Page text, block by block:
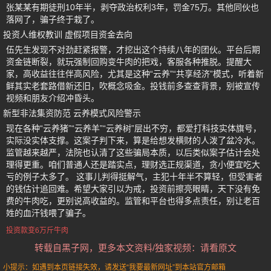
张某某有期徒刑10年半，剥夺政治权利3年，罚金75万。其他同伙也
落网了，骗子终于栽了。
投资人维权教训 虚假项目资金去向
伍先生发现不对劲赶紧报警，才挖出这个持续八年的团伙。平台后期
资金链断裂，就玩强制回购变牛肉的把戏，客服各种推脱。提醒大
家，高收益往往伴高风险，尤其是这种“云养”“共享经济”模式，听着新
鲜其实老套路借新还旧，吹概念吸金。投钱前多查查背景，别被宣传
视频和朋友介绍冲昏头。
新型非法集资防范 云养模式风险警示
现在各种“云养猪”“云养羊”“云养树”层出不穷，都爱打科技实体旗号，
实际没实体支撑。这案子判下来，算是给想发横财的人泼了盆冷水。
监管越来越严，法院也认清了这些骗局本质，以后类似案子估计会处
理得更重。咱们普通人还是踏实点，理财选正规渠道，贪小便宜吃大
亏的例子太多了。 这事儿判得挺解气，主犯十年半不算轻，但受害者
的钱估计追回难。希望大家引以为戒，投资前擦亮眼睛，天下没有免
费的牛肉吃，更别说高收益的。监管和平台也得多点责任，别让老百
姓的血汗钱喂了骗子。
投资款变6万斤牛肉
转载自黑子网，更多本文资料/独家视频：请看原文
小提示：如遇到本页链接失效，请发送“我要最新网址”到本站官方邮箱